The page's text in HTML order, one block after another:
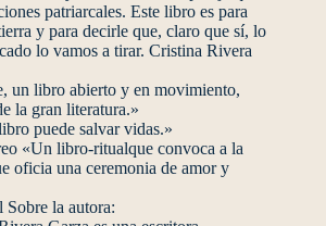
patriarcales. Este libro es para
y para decirle que, claro que sí, lo
lo vamos a tirar. Cristina Rivera
un libro abierto y en movimiento,
la gran literatura.»
puede salvar vidas.»
«Un libro-ritualque convoca a la
oficia una ceremonia de amor y
la autora: